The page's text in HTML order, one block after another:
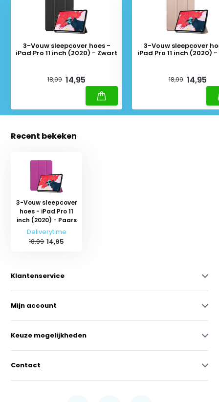
3-Vouw sleepcover hoes -
iPad Pro 11 inch (2020) - Zwart
18,99 14,95
3-Vouw sleepcover
iPad Pro 11 inch (2020)
18,99 14,95
Recent bekeken
3-Vouw sleepcover
hoes - iPad Pro 11
inch (2020) - Paars
Deliverytime
18,99 14,95
Klantenservice
Mijn account
Keuze mogelijkheden
Contact